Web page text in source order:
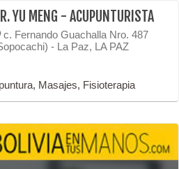
YU MENG - ACUPUNTURISTA
c. Fernando Guachalla Nro. 487
- La Paz, LA PAZ
Masajes, Fisioterapia